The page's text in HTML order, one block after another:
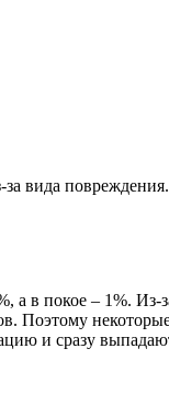
вида
покое – 1%. Из-
Поэтому
и сразу